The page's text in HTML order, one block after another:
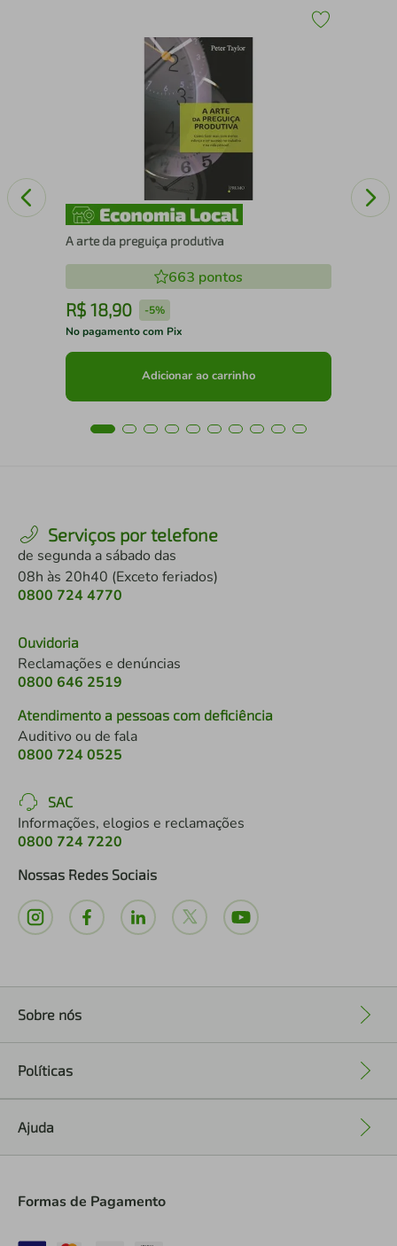
A arte da preguiça produtiva
663 pontos
R$ 18,90 -5%
No pagamento com Pix
Adicionar ao carrinho
Serviços por telefone
de segunda a sábado das
08h às 20h40 (Exceto feriados)
0800 724 4770
Ouvidoria
Reclamações e denúncias
0800 646 2519
Atendimento a pessoas com deficiência
Auditivo ou de fala
0800 724 0525
SAC
Informações, elogios e reclamações
0800 724 7220
Nossas Redes Sociais
Sobre nós
Políticas
Ajuda
Formas de Pagamento